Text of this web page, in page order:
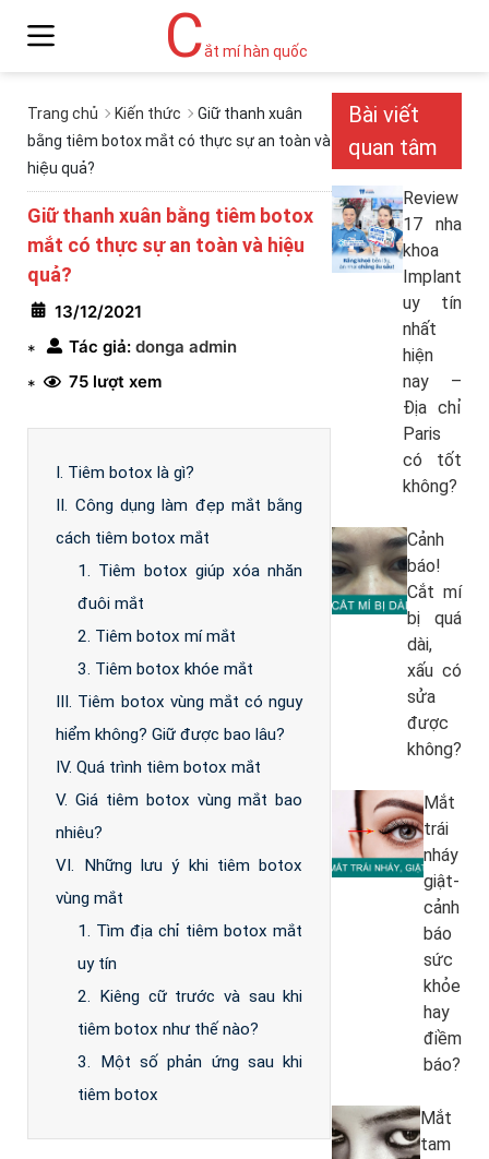
Cắt mí hàn quốc
Trang chủ Kiến thức
Giữ thanh xuân
bằng tiêm botox mắt có thực sự an toàn và
hiệu quả?
Giữ thanh xuân bằng tiêm botox
mắt có thực sự an toàn và hiệu
quả?
13/12/2021
*
Tác giả: donga admin
*
75 lượt xem
I. Tiêm botox là gì?
II. Công dụng làm đẹp mắt bằng
cách tiêm botox mắt
1. Tiêm botox giúp xóa nhăn
đuôi mắt
2. Tiêm botox mí mắt
3. Tiêm botox khóe mắt
III. Tiêm botox vùng mắt có nguy
hiểm không? Giữ được bao lâu?
IV. Quá trình tiêm botox mắt
V. Giá tiêm botox vùng mắt bao
nhiêu?
VI. Những lưu ý khi tiêm botox
vùng mắt
1. Tìm địa chỉ tiêm botox mắt
uy tín
2. Kiêng cữ trước và sau khi
tiêm botox như thế nào?
3. Một số phản ứng sau khi
tiêm botox
Bài viết
quan tâm
Review
17 nha
khoa
Implant
uy tín
nhất
hiện
nay –
Địa chỉ
Paris
có tốt
không?
Cảnh
báo!
Cắt mí
bị quá
dài,
xấu có
sửa
được
không?
Mắt
trái
nháy
giật-
cảnh
báo
sức
khỏe
hay
điềm
báo?
Mắt
tam